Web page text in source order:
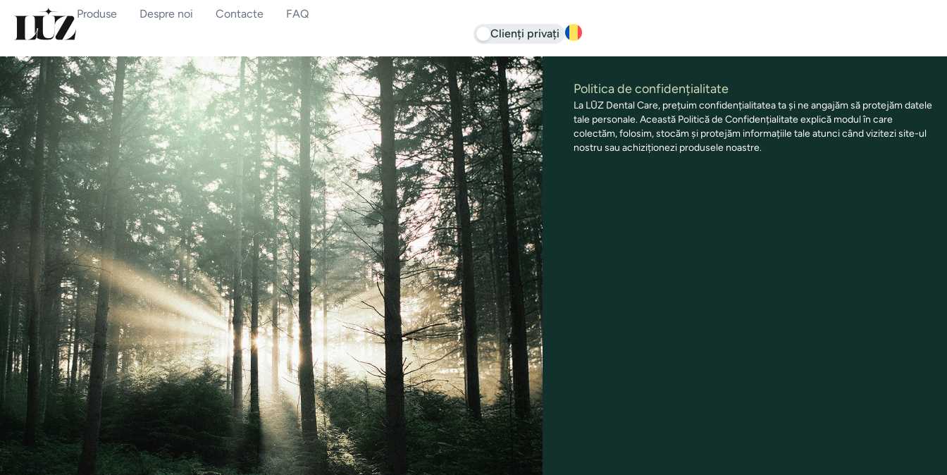
Produse Despre noi Contacte
FAQ
Clienți privați
Politica de confidențialitate
La LŪZ Dental Care, prețuim confidențialitatea ta și ne angajăm să protejăm datele
tale personale. Această Politică de Confidențialitate explică modul în care
colectăm, folosim, stocăm și protejăm informațiile tale atunci când vizitezi site-ul
nostru sau achiziționezi produsele noastre.